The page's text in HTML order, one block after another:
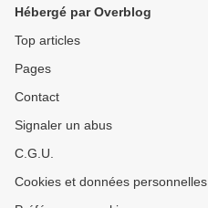
Hébergé par Overblog
Top articles
Pages
Contact
Signaler un abus
C.G.U.
Cookies et données personnelles